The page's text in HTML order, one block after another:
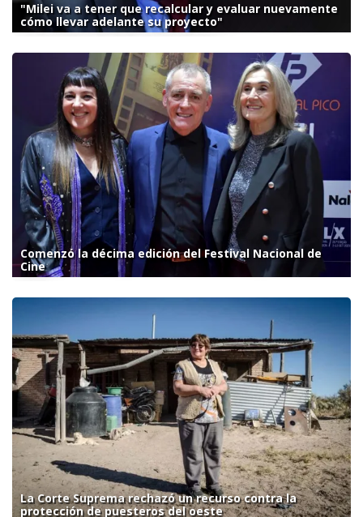
"Milei va a tener que recalcular y evaluar nuevamente
cómo llevar adelante su proyecto"
Comenzó la décima edición del Festival Nacional de
Cine
La Corte Suprema rechazó un recurso contra la
protección de puesteros del oeste